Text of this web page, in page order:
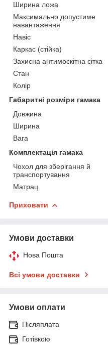
Ширина ложа
Максимально допустиме
навантаження
Навіс
Каркас (стійка)
Захисна антимоскітна сітка
Стан
Колір
Габаритні розміри гамака
Довжина
Ширина
Вага
Комплектація гамака
Чохол для зберігання й
транспортування
Матрац
Приховати
Умови доставки
Нова Пошта
Всі умови доставки
Умови оплати
Післяплата
Готівкою